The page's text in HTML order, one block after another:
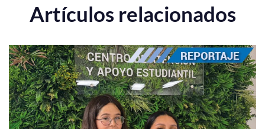
Artículos relacionados